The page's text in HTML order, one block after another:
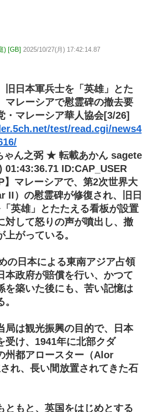
) [GB] 2025/10/27(月) 17:42:14.87
旧日本軍兵士を「英雄」とた
マレーシアで慰霊碑の撤去要
マレーシア華人協会[3/26]
test/read.cgi/news4
ゃん之弼 ★ 転載あかん sagete
01:43:36.71 ID:CAP_USER
】マレーシアで、第2次世界大
II）の慰霊碑が修復され、旧日
英雄」とたたえる看板が設置
対して怒りの声が噴出し、撤
がっている。
の日本による東南アジア占領
本政府が賠償を行い、かつて
を築いた後にも、苦い記憶は
は観光振興の目的で、日本
受け、1941年に北部クダ
州都アロースター（Alor
れ、長い間放置されてきた石
もと、英国をはじめとする